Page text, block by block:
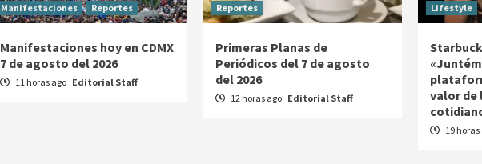
Manifestaciones Reportes
Manifestaciones hoy en CDMX
7 de agosto del 2026
11 horas ago Editorial Staff
Reportes
Primeras Planas de
Periódicos del 7 de agosto
del 2026
12 horas ago Editorial Staff
Lifestyle
valor de
19